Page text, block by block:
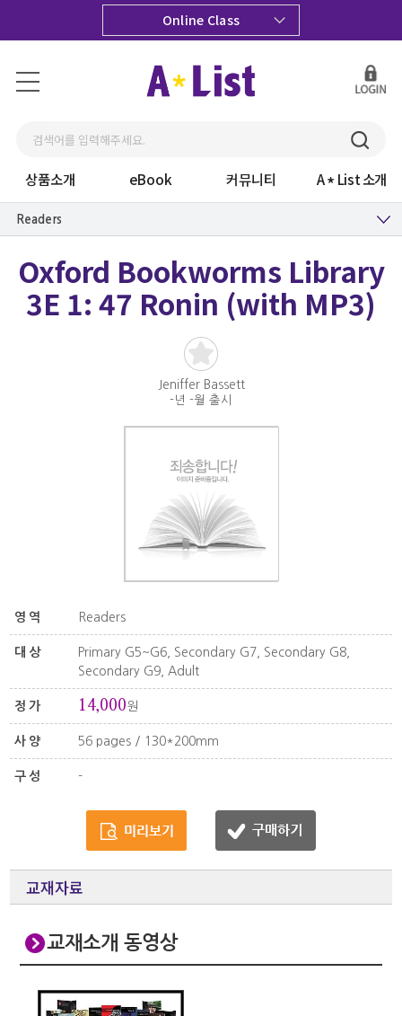
Online Class
상품소개 eBook 커뮤니티 A List 소개
Readers
Oxford Bookworms Library
3E 1: 47 Ronin (with MP3)
Jeniffer Bassett
-년 -월 출시
영역 Readers
대상
Primary G5~G6, Secondary G7, Secondary G8,
Secondary G9, Adult
정가 14,000원
사양 56 pages / 130*200mm
구성 -
교재자료
교재소개 동영상